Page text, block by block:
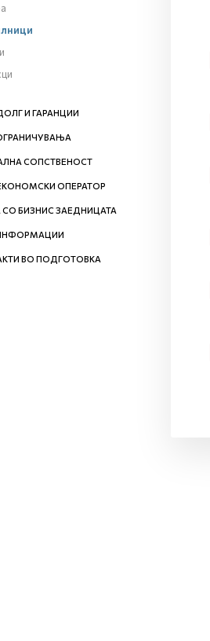
И ГАРАНЦИИ
СОПСТВЕНОСТ
ОПЕРАТОР
БИЗНИС ЗАЕДНИЦАТА
ВО ПОДГОТОВКА